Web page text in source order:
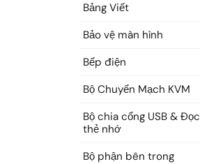
Bảng Viết
Bảo vệ màn hình
Bếp điện
Bộ Chuyển Mạch KVM
Bộ chia cổng USB & Đọc
thẻ nhớ
Bộ phận bên trong